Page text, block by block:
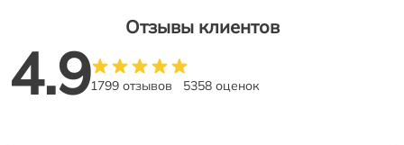
Отзывы клиентов
4.91799 отзывов 5358 оценок